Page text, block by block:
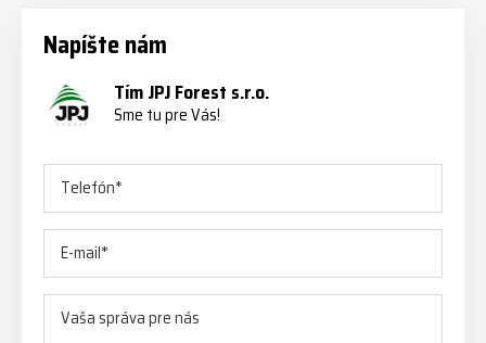
Napíšte nám
Tím JPJ Forest s.r.o.
Sme tu pre Vás!